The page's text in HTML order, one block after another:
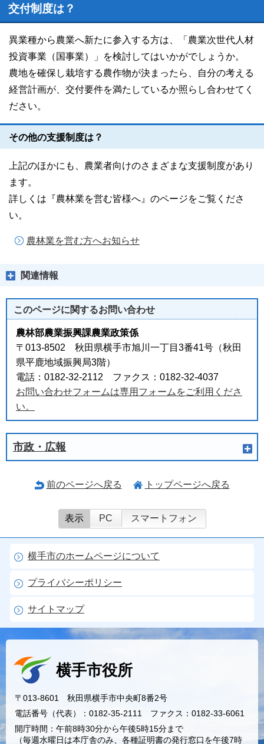
交付制度は？
異業種から農業へ新たに参入する方は、「農業次世代人材
投資事業（国事業）」を検討してはいかがでしょうか。
農地を確保し栽培する農作物が決まったら、自分の考える
経営計画が、交付要件を満たしているか照らし合わせてく
ださい。
その他の支援制度は？
上記のほかにも、農業者向けのさまざまな支援制度があり
ます。
詳しくは『農林業を営む皆様へ』のページをご覧くださ
い。
農林業を営む方へお知らせ
関連情報
このページに関するお問い合わせ
農林部農業振興課農業政策係
〒013-8502 秋田県横手市旭川一丁目3番41号（秋田
県平鹿地域振興局3階）
電話：0182-32-2112 ファクス：0182-32-4037
お問い合わせフォームは専用フォームをご利用くださ
い。
市政・広報
前のページへ戻る トップページへ戻る
表示 PC スマートフォン
横手市のホームページについて
プライバシーポリシー
サイトマップ
横手市役所
〒013-8601 秋田県横手市中央町8番2号
電話番号（代表）：0182-35-2111 ファクス：0182-33-6061
開庁時間：午前8時30分から午後5時15分まで
（毎週水曜日は本庁舎のみ、各種証明書の発行窓口を午後7時